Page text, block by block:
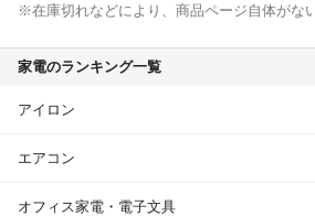
※在庫切れなどにより、商品ページ自体がな
家電のランキング一覧
アイロン
エアコン
オフィス家電・電子文具